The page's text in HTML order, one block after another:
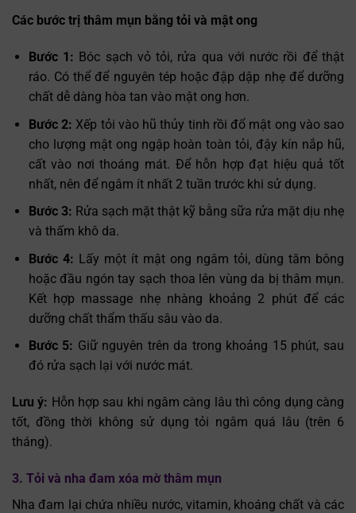
Các bước trị thâm mụn bằng tỏi và mật ong
Bước 1: Bóc sạch vỏ tỏi, rửa qua với nước rồi để thật
ráo. Có thể để nguyên tép hoặc đập dập nhẹ để dưỡng
chất dễ dàng hòa tan vào mật ong hơn.
Bước 2: Xếp tỏi vào hũ thủy tinh rồi đổ mật ong vào sao
cho lượng mật ong ngập hoàn toàn tỏi, đậy kín nắp hũ,
cất vào nơi thoáng mát. Để hỗn hợp đạt hiệu quả tốt
nhất, nên để ngâm ít nhất 2 tuần trước khi sử dụng.
Bước 3: Rửa sạch mặt thật kỹ bằng sữa rửa mặt dịu nhẹ
và thấm khô da.
Bước 4: Lấy một ít mật ong ngâm tỏi, dùng tăm bông
hoặc đầu ngón tay sạch thoa lên vùng da bị thâm mụn.
Kết hợp massage nhẹ nhàng khoảng 2 phút để các
dưỡng chất thẩm thấu sâu vào da.
Bước 5: Giữ nguyên trên da trong khoảng 15 phút, sau
đó rửa sạch lại với nước mát.
Lưu ý: Hỗn hợp sau khi ngâm càng lâu thì công dụng càng
tốt, đồng thời không sử dụng tỏi ngâm quá lâu (trên 6
tháng).
3. Tỏi và nha đam xóa mờ thâm mụn
Nha đam lại chứa nhiều nước, vitamin, khoáng chất và các